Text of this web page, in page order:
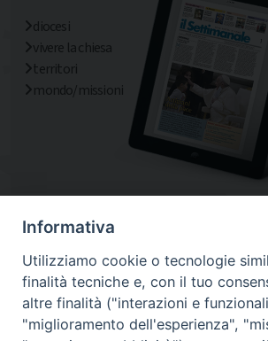
diocesi
vivere la chiesa
territori
mondo/missioni
Informativa
Utilizziamo cookie o tecnologie
finalità tecniche e, con il tuo
altre finalità ("interazioni e
"miglioramento dell'esperienza",